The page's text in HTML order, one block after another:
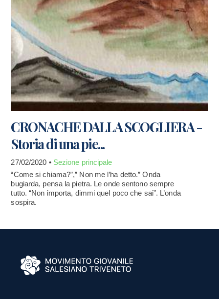
CRONACHE DALLA SCOGLIERA -
Storia di una pie...
27/02/2020 • Sezione principale
“Come si chiama?”,” Non me l’ha detto.” Onda
bugiarda, pensa la pietra. Le onde sentono sempre
tutto. “Non importa, dimmi quel poco che sai”. L’onda
sospira.